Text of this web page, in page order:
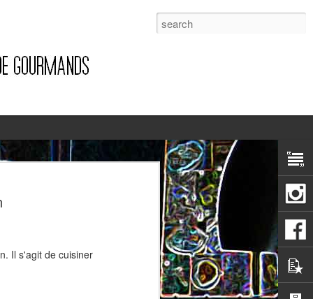
Il s'agit de cuisiner